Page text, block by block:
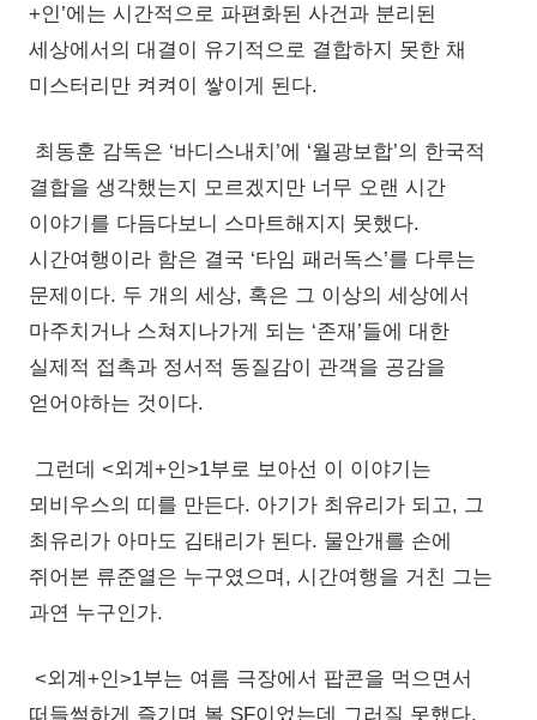
+인’에는 시간적으로 파편화된 사건과 분리된
세상에서의 대결이 유기적으로 결합하지 못한 채
미스터리만 켜켜이 쌓이게 된다.
최동훈 감독은 ‘바디스내치’에 ‘월광보합’의 한국적
결합을 생각했는지 모르겠지만 너무 오랜 시간
이야기를 다듬다보니 스마트해지지 못했다.
시간여행이라 함은 결국 ‘타임 패러독스’를 다루는
문제이다. 두 개의 세상, 혹은 그 이상의 세상에서
마주치거나 스쳐지나가게 되는 ‘존재’들에 대한
실제적 접촉과 정서적 동질감이 관객을 공감을
얻어야하는 것이다.
그런데 <외계+인>1부로 보아선 이 이야기는
뫼비우스의 띠를 만든다. 아기가 최유리가 되고, 그
최유리가 아마도 김태리가 된다. 물안개를 손에
쥐어본 류준열은 누구였으며, 시간여행을 거친 그는
과연 누구인가.
<외계+인>1부는 여름 극장에서 팝콘을 먹으면서
떠들썩하게 즐기며 볼 SF이었는데 그러질 못했다.